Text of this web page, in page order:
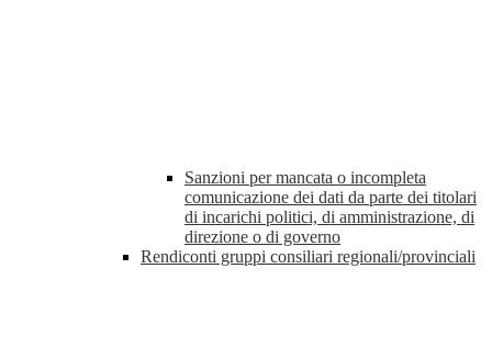
Sanzioni per mancata o incompleta
comunicazione dei dati da parte dei titolari
di incarichi politici, di amministrazione, di
direzione o di governo
Rendiconti gruppi consiliari regionali/provinciali